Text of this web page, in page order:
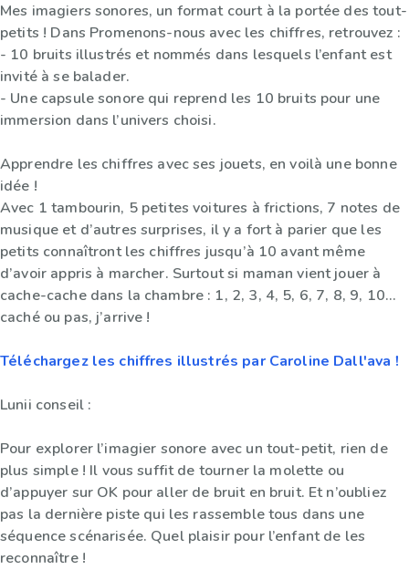
Mes imagiers sonores, un format court à la portée des tout-
petits ! Dans Promenons-nous avec les chiffres, retrouvez :
- 10 bruits illustrés et nommés dans lesquels l’enfant est
invité à se balader.
- Une capsule sonore qui reprend les 10 bruits pour une
immersion dans l’univers choisi.
Apprendre les chiffres avec ses jouets, en voilà une bonne
idée !
Avec 1 tambourin, 5 petites voitures à frictions, 7 notes de
musique et d’autres surprises, il y a fort à parier que les
petits connaîtront les chiffres jusqu’à 10 avant même
d’avoir appris à marcher. Surtout si maman vient jouer à
cache-cache dans la chambre : 1, 2, 3, 4, 5, 6, 7, 8, 9, 10…
caché ou pas, j’arrive !
Téléchargez les chiffres illustrés par Caroline Dall'ava !
Lunii conseil :
Pour explorer l’imagier sonore avec un tout-petit, rien de
plus simple ! Il vous suffit de tourner la molette ou
d’appuyer sur OK pour aller de bruit en bruit. Et n’oubliez
pas la dernière piste qui les rassemble tous dans une
séquence scénarisée. Quel plaisir pour l’enfant de les
reconnaître !